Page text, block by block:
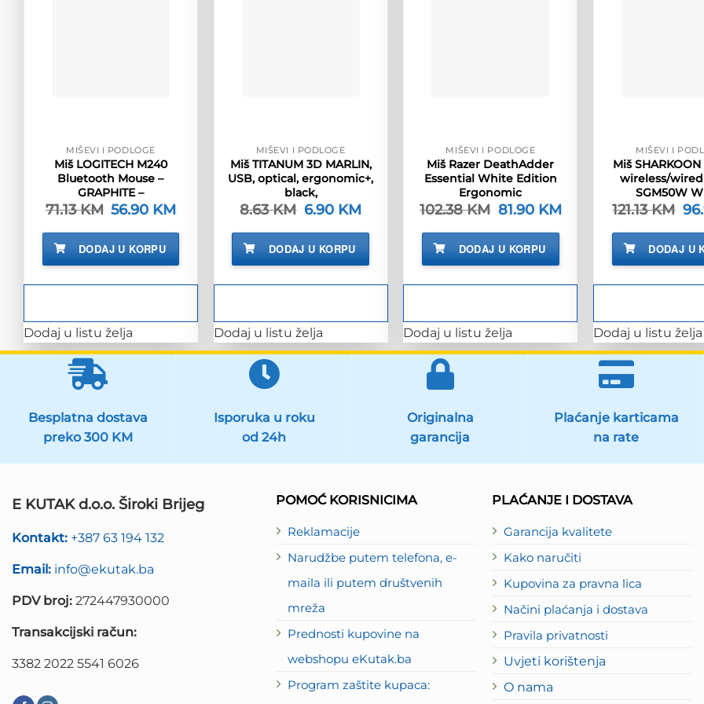
MIŠEVI I PODLOGE
Miš LOGITECH M240
Bluetooth Mouse –
GRAPHITE –
71.13KM Izvorna
cijena
bila
71.13 KM.
56.90 KM
je:
DODAJ U KORPU
Dodaj u listu želja
MIŠEVI I PODLOGE
Miš TITANUM 3D MARLIN,
USB, optical, ergonomic+,
black,
8.63KM Izvorna
cijena
bila
8.63 KM.
6.90 KM
je:
DODAJ U KORPU
Dodaj u listu želja
MIŠEVI I PODLOGE
Miš Razer DeathAdder
Essential White Edition
Ergonomic
102.38KM Izvorna
cijena
bila
102.38 KM.
81.90 KM Trenutna
DODAJ U KORPU
Dodaj u listu želja
MIŠEVI I
Miš
wireless/
SGM50W
121.13KM
bila
DODAJ U
Dodaj u listu želja
Besplatna dostava
preko 300 KM
Isporuka u roku
od 24h
Originalna
garancija
Plaćanje karticama
na rate
E KUTAK d.o.o. Široki Brijeg
Kontakt: +387 63 194 132
Email: info@ekutak.ba
PDV broj: 272447930000
Transakcijski račun:
3382 2022 5541 6026
POMOĆ KORISNICIMA
Reklamacije
Narudžbe putem telefona, e-
maila ili putem društvenih
mreža
Prednosti kupovine na
webshopu eKutak.ba
Program zaštite kupaca:
PLAĆANJE I DOSTAVA
Garancija kvalitete
Kako naručiti
Kupovina za pravna lica
Načini plaćanja i dostava
Pravila privatnosti
Uvjeti korištenja
O nama